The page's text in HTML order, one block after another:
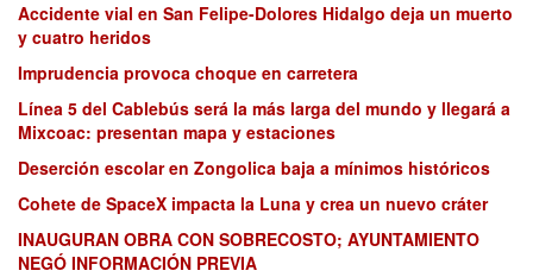
Accidente vial en San Felipe-Dolores Hidalgo deja un muerto
y cuatro heridos
Imprudencia provoca choque en carretera
Línea 5 del Cablebús será la más larga del mundo y llegará a
Mixcoac: presentan mapa y estaciones
Deserción escolar en Zongolica baja a mínimos históricos
Cohete de SpaceX impacta la Luna y crea un nuevo cráter
INAUGURAN OBRA CON SOBRECOSTO; AYUNTAMIENTO
NEGÓ INFORMACIÓN PREVIA